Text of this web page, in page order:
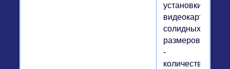
установки
видеокарты
солидных
размеров
-
количество